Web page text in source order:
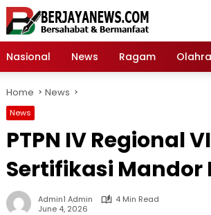
Nasional News Ragam
Home News
News
PTPN IV Regional
Sertifikasi Mandor
Admin1 Admin
4 Min Read
June 4, 2026